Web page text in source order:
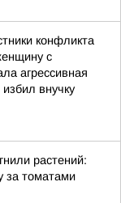
конфликта
с
агрессивная
внучку
растений:
за томатами